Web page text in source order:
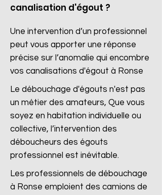
canalisation d'égout ?
Une intervention d’un professionnel
peut vous apporter une réponse
précise sur l’anomalie qui encombre
vos canalisations d'égout à Ronse
Le débouchage d'égouts n'est pas
un métier des amateurs, Que vous
soyez en habitation individuelle ou
collective, l’intervention des
déboucheurs des égouts
professionnel est inévitable.
Les professionnels de débouchage
à Ronse emploient des camions de